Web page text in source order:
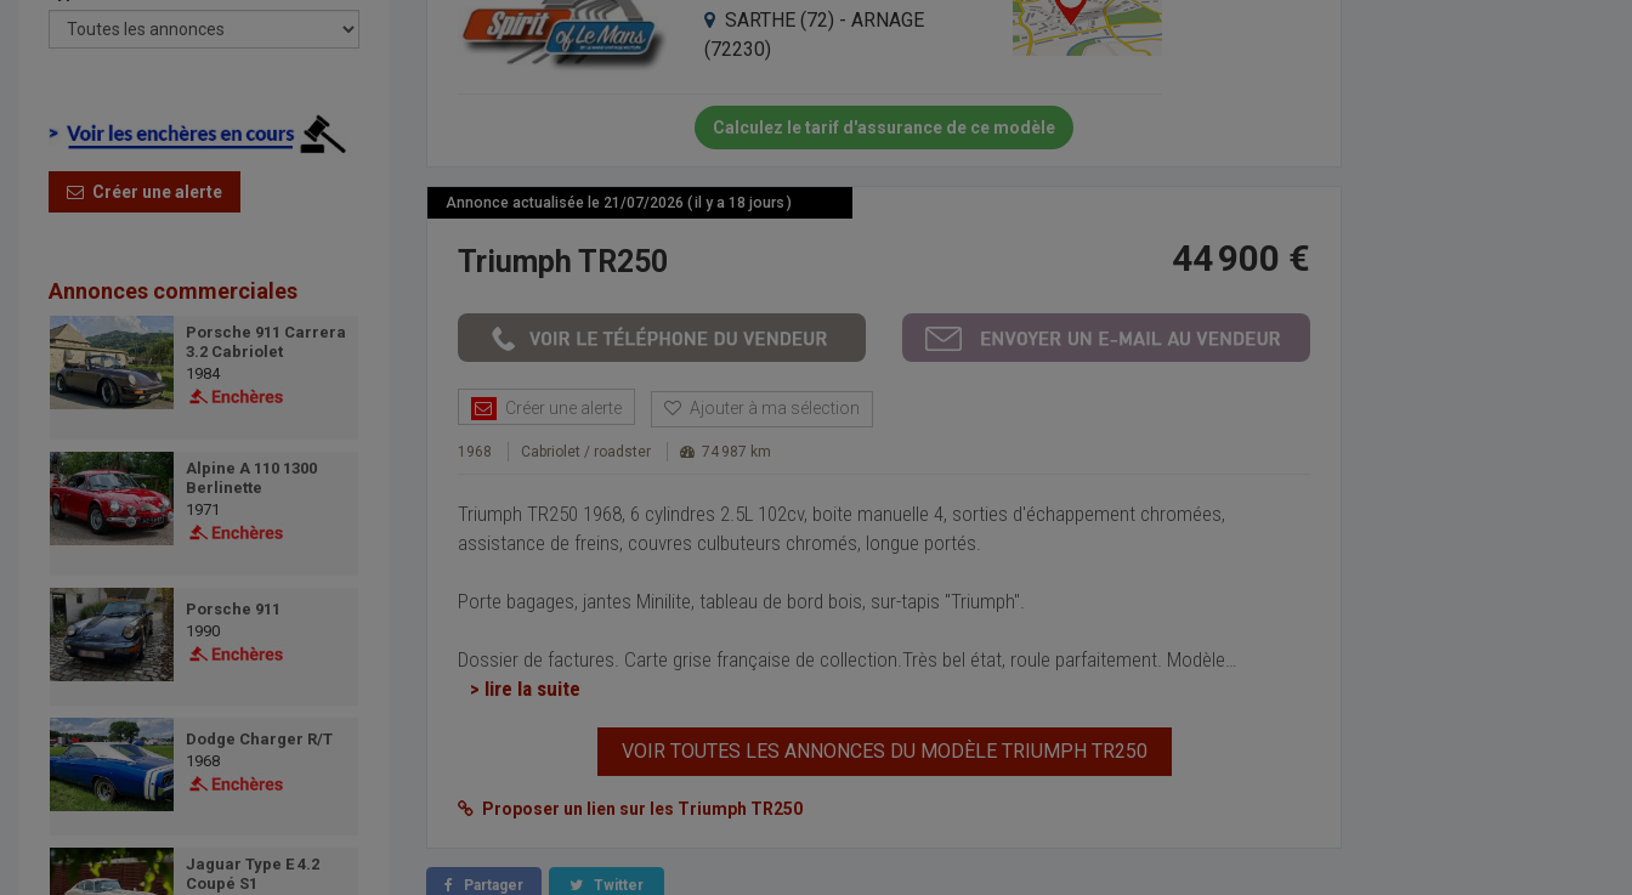
Créer une alerte
Annonces commerciales
Porsche 911 Carrera
3.2 Cabriolet
1984
Alpine A 110 1300
Berlinette
1971
Porsche 911
1990
Dodge Charger R/T
1968
Jaguar Type E 4.2
Coupé S1
SARTHE (72) - ARNAGE
(72230)
Calculez le tarif d'assurance de ce modèle
Annonce actualisée le 21/07/2026 ( il y a 18 jours )
Triumph TR250 44 900 €
Créer une alerte Ajouter à ma sélection
1968 Cabriolet / roadster 74 987 km
Triumph TR250 1968, 6 cylindres 2.5L 102cv, boite manuelle 4, sorties d'échappement chromées,
assistance de freins, couvres culbuteurs chromés, longue portés.
Porte bagages, jantes Minilite, tableau de bord bois, sur-tapis "Triumph".
Dossier de factures. Carte grise française de collection.Très bel état, roule parfaitement. Modèle
> lire la suite
VOIR TOUTES LES ANNONCES DU MODÈLE TRIUMPH TR250
Proposer un lien sur les Triumph TR250
Partager Twitter